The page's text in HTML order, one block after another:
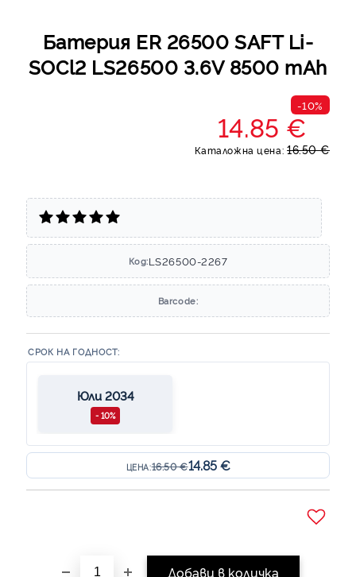
Батерия ER 26500 SAFT Li-
SOCl2 LS26500 3.6V 8500 mAh
-10%
14.85 €
Каталожна цена: 16.50 €
Код:LS26500-2267
Barcode:
СРОК НА ГОДНОСТ:
Юли 2034
- 10%
ЦЕНА:16.50 €14.85 €